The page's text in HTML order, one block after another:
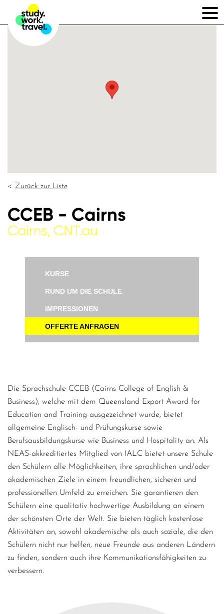
Zurück zur Liste
CCEB - Cairns
Cairns, CNT.au
KURSE
RUND UM DIE SCHULE
IMPRESSIONEN
OFFERTE ANFRAGEN
Die Sprachschule CCEB (Cairns College of English &
Business), welche mit dem Queensland Export Award for
Education and Training ausgezeichnet wurde, bietet
allgemeine Englisch- und Prüfungskurse sowie
Berufsausbildungskurse wie Business und Hospitality an. Als
NEAS-akkreditiertes Mitglied von IALC bietet unsere Schule
den Schülern alle Möglichkeiten, ihre sprachlichen und/oder
akademischen Ziele in einem freundlichen, sicheren und
professionellen Umfeld zu erreichen. Sie garantieren den
Schülern eine qualitativ hochwertige Ausbildung an einem
der schönsten Orte der Welt. Sie bieten täglich kostenlose
Aktivitäten an, sowohl akademische als auch soziale, die den
Schülern nicht nur helfen, neue Freunde aus anderen Ländern
zu finden, sondern auch ihre Kommunikationsfähigkeiten zu
verbessern.